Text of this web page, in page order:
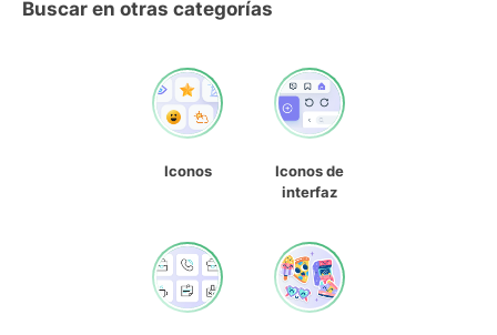
Buscar en otras categorías
Iconos
Iconos de
interfaz